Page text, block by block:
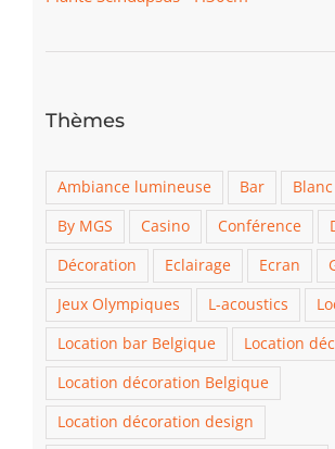
Thèmes
Ambiance lumineuse Bar Blanc
By MGS
Casino Conférence
Décoration
Eclairage Ecran
Jeux Olympiques
L-acoustics
Location bar Belgique
Location
Location décoration Belgique
Location décoration design